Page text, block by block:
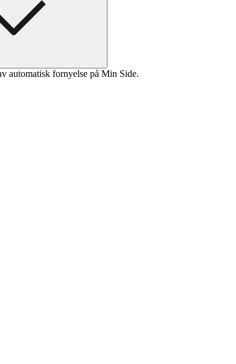
automatisk fornyelse på Min Side.